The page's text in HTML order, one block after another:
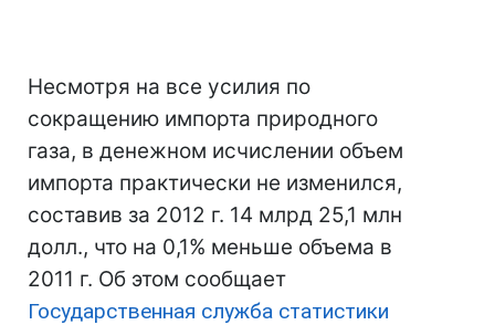
Несмотря на все усилия по
сокращению импорта природного
газа, в денежном исчислении объем
импорта практически не изменился,
составив за 2012 г. 14 млрд 25,1 млн
долл., что на 0,1% меньше объема в
2011 г. Об этом сообщает
Государственная служба статистики